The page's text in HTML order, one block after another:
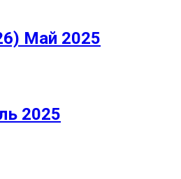
Май 2025
2025